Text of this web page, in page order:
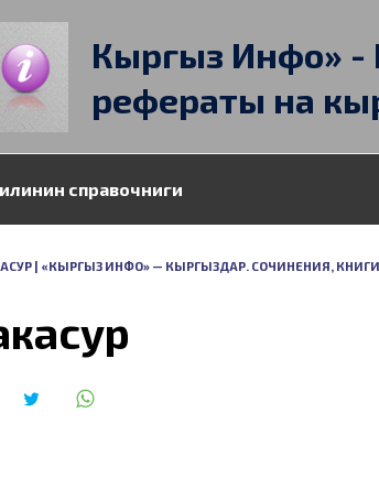
Кыргыз Инфо» -
рефераты на
справочниги
| «КЫРГЫЗ ИНФО» — КЫРГЫЗДАР. СОЧИНЕНИЯ,